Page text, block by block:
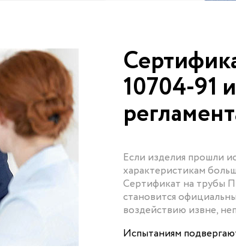
10704-91
Если изделия прошли
характеристикам
Сертификат на трубы
становится
воздействию извне,
Испытаниям